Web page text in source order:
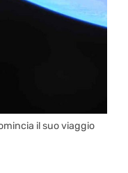
il suo viaggio